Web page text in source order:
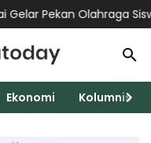
Olahraga Siswa
Ekonomi Kolumnis